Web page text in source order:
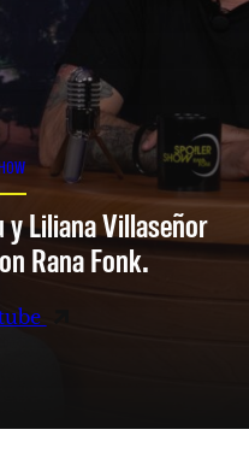
y Liliana Villaseñor
Rana Fonk.